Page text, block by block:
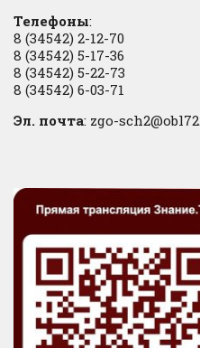
Телефоны:
8 (34542) 2-12-70
8 (34542) 5-17-36
8 (34542) 5-22-73
8 (34542) 6-03-71
Эл. почта: zgo-